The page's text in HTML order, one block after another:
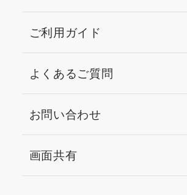
ご利用ガイド
よくあるご質問
お問い合わせ
画面共有